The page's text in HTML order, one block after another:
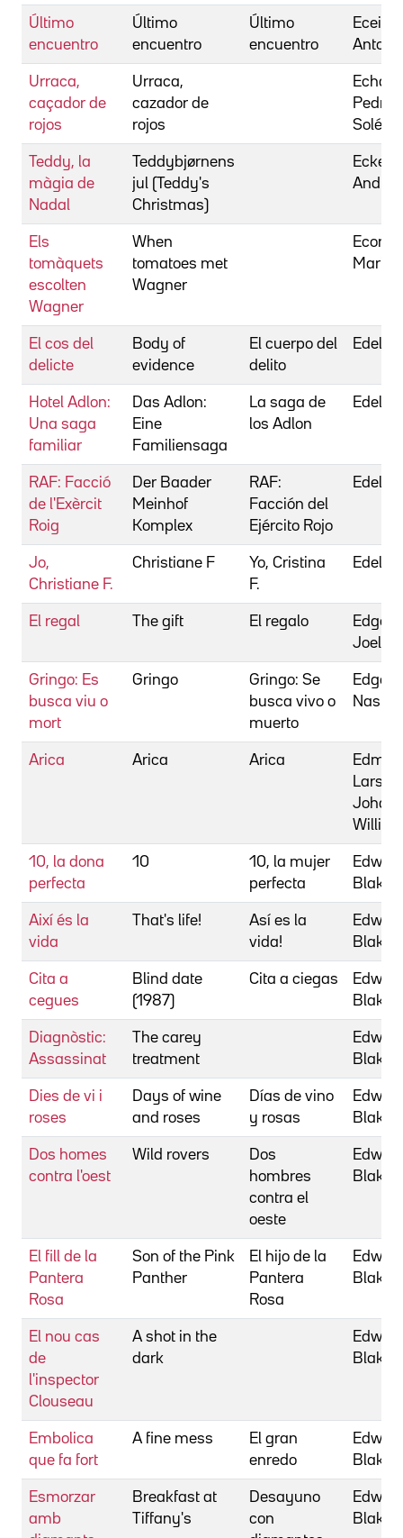
Último
encuentro
Último
encuentro
Último
encuentro
Eceiza,
Urraca,
caçador de
rojos
Urraca,
cazador de
rojos
Pedro
Solé,
Teddy, la
màgia de
Nadal
Teddybjørnens
jul (Teddy's
Christmas)
Andrea
Els
tomàquets
escolten
Wagner
When
tomatoes met
Wagner
El cos del
delicte
Body of
evidence
El cuerpo del
delito
Edel,
Hotel Adlon:
Una saga
familiar
Das Adlon:
Eine
Familiensaga
La saga de
los Adlon
Edel,
RAF: Facció
de l'Exèrcit
Roig
Der Baader
Meinhof
Komplex
RAF:
Facción del
Ejército Rojo
Edel,
Jo,
Christiane F.
Christiane F
Yo, Cristina
F.
Edel,
El regal The gift El regalo
Joel
Gringo: Es
busca viu o
mort
Gringo
Gringo: Se
busca vivo o
muerto
Nash
Arica Arica Arica
Lars
10, la dona
perfecta
10
10, la mujer
perfecta
Blake
Així és la
vida
That's life!
Así es la
vida!
Blake
Cita a
cegues
Blind date
(1987)
Cita a ciegas
Blake
Diagnòstic:
Assassinat
The carey
treatment
Blake
Dies de vi i
roses
Days of wine
and roses
Días de vino
y rosas
Blake
Dos homes
contra l'oest
Wild rovers
Dos
hombres
contra el
oeste
Blake
El fill de la
Pantera
Rosa
Son of the Pink
Panther
El hijo de la
Pantera
Rosa
Blake
El nou cas
de
l'inspector
Clouseau
A shot in the
dark
Blake
Embolica
que fa fort
A fine mess
El gran
enredo
Blake
Esmorzar
amb
Breakfast at
Tiffany's
Desayuno
con
Blake